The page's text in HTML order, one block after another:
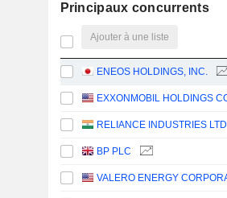
Principaux concurrents
Ajouter à une liste
ENEOS HOLDINGS, INC.
RELIANCE INDUSTRIES LTD
BP PLC